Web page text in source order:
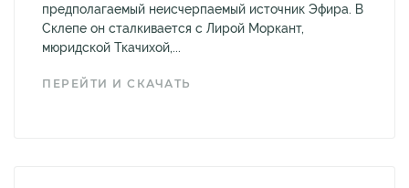
предполагаемый неисчерпаемый источник Эфира. В
Склепе он сталкивается с Лирой Моркант,
мюридской Ткачихой,...
ПЕРЕЙТИ И СКАЧАТЬ